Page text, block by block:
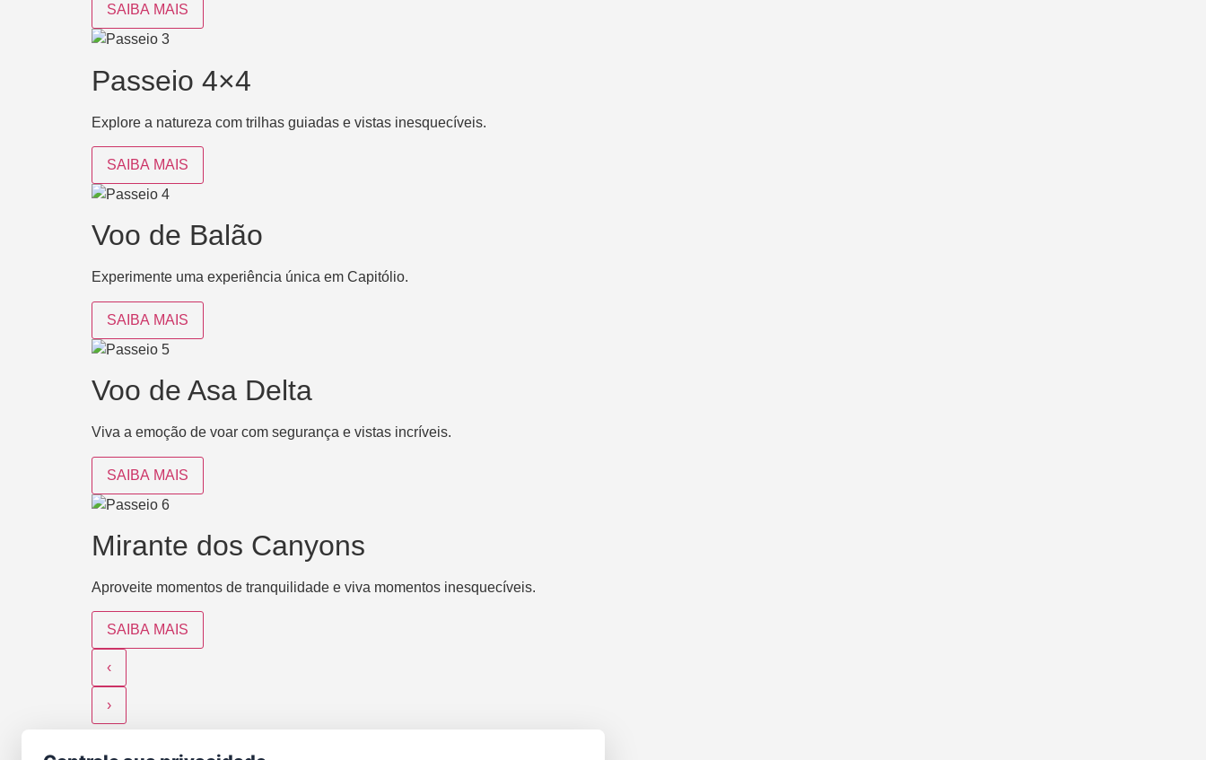
SAIBA MAIS
Passeio 4×4
Explore a natureza com trilhas guiadas e vistas inesquecíveis.
SAIBA MAIS
Voo de Balão
Experimente uma experiência única em Capitólio.
SAIBA MAIS
Voo de Asa Delta
Viva a emoção de voar com segurança e vistas incríveis.
SAIBA MAIS
Mirante dos Canyons
Aproveite momentos de tranquilidade e viva momentos inesquecíveis.
SAIBA MAIS
‹
›